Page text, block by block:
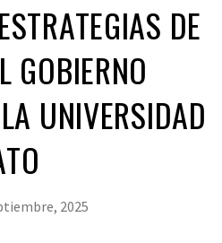
DE
GOBIERNO
UNIVERSIDAD
2025